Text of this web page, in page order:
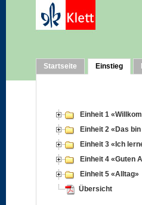
Startseite Einstieg
Einheit 1
Einheit 2 «Das
Einheit 3 «Ich
Einheit 4 «Guten
Einheit 5 «Alltag»
Übersicht